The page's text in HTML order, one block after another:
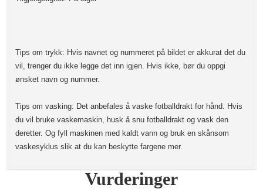
Tips om trykk: Hvis navnet og nummeret på bildet er akkurat det du
vil, trenger du ikke legge det inn igjen. Hvis ikke, bør du oppgi
ønsket navn og nummer.
Tips om vasking: Det anbefales å vaske fotballdrakt for hånd. Hvis
du vil bruke vaskemaskin, husk å snu fotballdrakt og vask den
deretter. Og fyll maskinen med kaldt vann og bruk en skånsom
vaskesyklus slik at du kan beskytte fargene mer.
Vurderinger